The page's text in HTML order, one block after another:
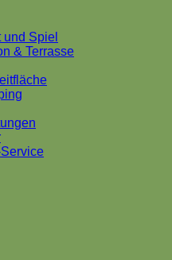
und Spiel
& Terrasse